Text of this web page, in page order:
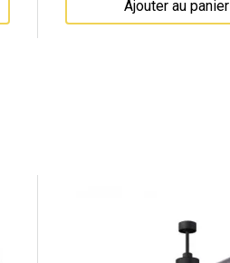
Ajouter au panier